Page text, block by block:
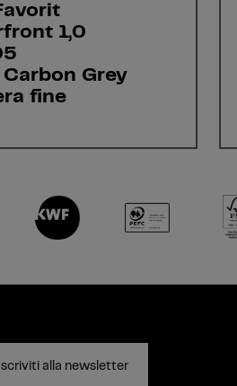
1,0
Grey
fine
alla newsletter